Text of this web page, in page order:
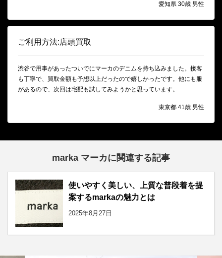
愛知県 30歳 男性
ご利用方法:店頭買取
渋谷で用事があったついでにマーカのデニムを持ち込みました。接客
も丁寧で、買取金額も予想以上だったので嬉しかったです。他にも服
があるので、次回は宅配も試してみようかと思っています。
東京都 41歳 男性
marka マーカに関連する記事
使いやすく美しい、上質な普段着を提
案するmarkaの魅力とは
2025年8月27日